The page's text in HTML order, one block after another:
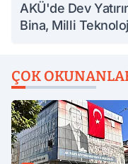
AKÜ'de Dev
Bina, Milli
ÇOK